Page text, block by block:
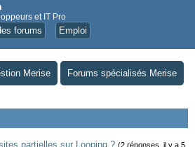
et IT Pro
forums Emploi
Merise Forums spécialisés Merise
partielles sur Looping ? (2 réponses, il y a 5